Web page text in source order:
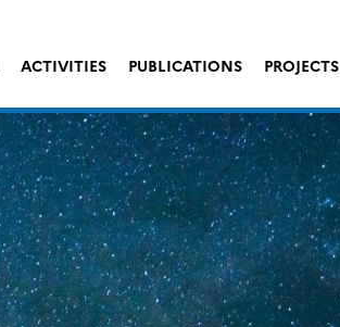
ACTIVITIES PUBLICATIONS PROJECTS